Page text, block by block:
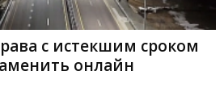
с истекшим сроком
онлайн